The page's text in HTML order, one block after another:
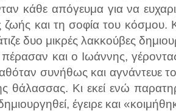
κάθε απόγευμα για να
ζωής και τη σοφία του κόσμου.
δυο μικρές λακκούβες
και ο Ιωάννης,
συνήθως και αγνάντευε
θάλασσας. Κι εκεί ενώ
έγειρε και